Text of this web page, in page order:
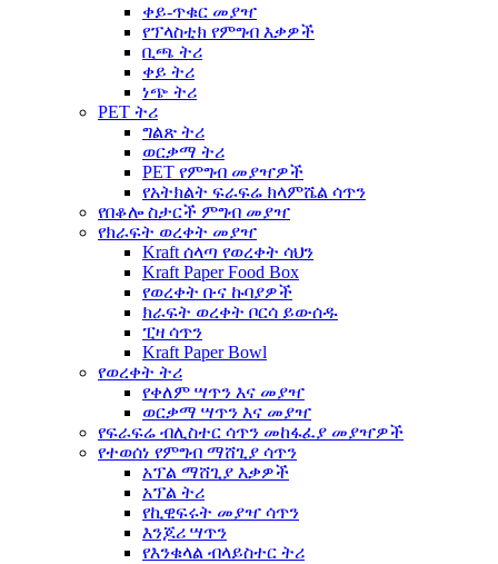
ቀይ-ጥቁር መያዣ
የፕላስቲክ የምግብ እቃዎች
ቢጫ ትሪ
ቀይ ትሪ
ነጭ ትሪ
PET ትሪ
ግልጽ ትሪ
ወርቃማ ትሪ
PET የምግብ መያዣዎች
የአትክልት ፍራፍሬ ክላምሼል ሳጥን
የበቆሎ ስታርች ምግብ መያዣ
የክራፍት ወረቀት መያዣ
Kraft ሰላጣ የወረቀት ሳህን
Kraft Paper Food Box
የወረቀት ቡና ኩባያዎች
ክራፍት ወረቀት ቦርሳ ይውሰዱ
ፒዛ ሳጥን
Kraft Paper Bowl
የወረቀት ትሪ
የቀለም ሣጥን እና መያዣ
ወርቃማ ሣጥን እና መያዣ
የፍራፍሬ ብሊስተር ሳጥን መከፋፈያ መያዣዎች
የተወሰነ የምግብ ማሸጊያ ሳጥን
አፕል ማሸጊያ እቃዎች
አፕል ትሪ
የኪዊፍሩት መያዣ ሳጥን
እንጆሪ ሣጥን
የእንቁላል ብላይስተር ትሪ